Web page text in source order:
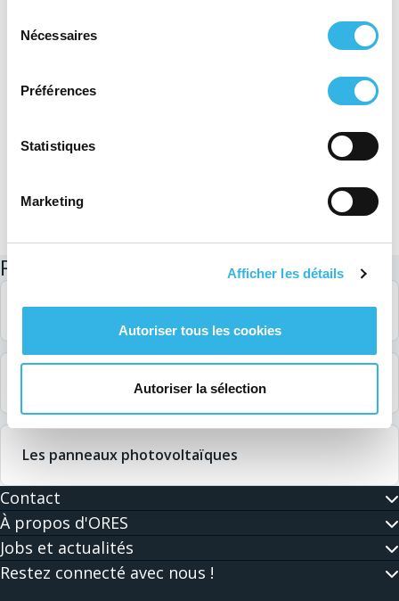
Nécessaires
Préférences
Statistiques
Marketing
Afficher les détails
Autoriser tous les cookies
Autoriser la sélection
Recherches liées
Compteur communicant
Produire de l'énergie
Les panneaux photovoltaïques
Contact
À propos d'ORES
Jobs et actualités
Restez connecté avec nous !